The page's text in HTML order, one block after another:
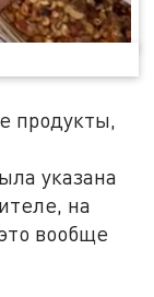
продукты,
указана
на
вообще